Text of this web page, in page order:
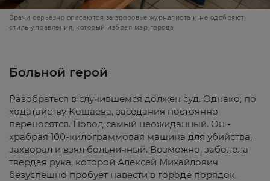
Врачи серьёзно опасаются за здоровье журналиста и не одобряют
стиль управления, который избрал мэр города
Больной герой
Разобраться в случившемся должен суд. Однако, по
ходатайству Кошаева, заседания постоянно
переносятся. Повод самый неожиданный. Он -
храбрая 100-килограммовая машина для убийства,
захворал и взял больничный. Возможно, заболела
твердая рука, которой Алексей Михайлович
безуспешно пробует навести в городе порядок.